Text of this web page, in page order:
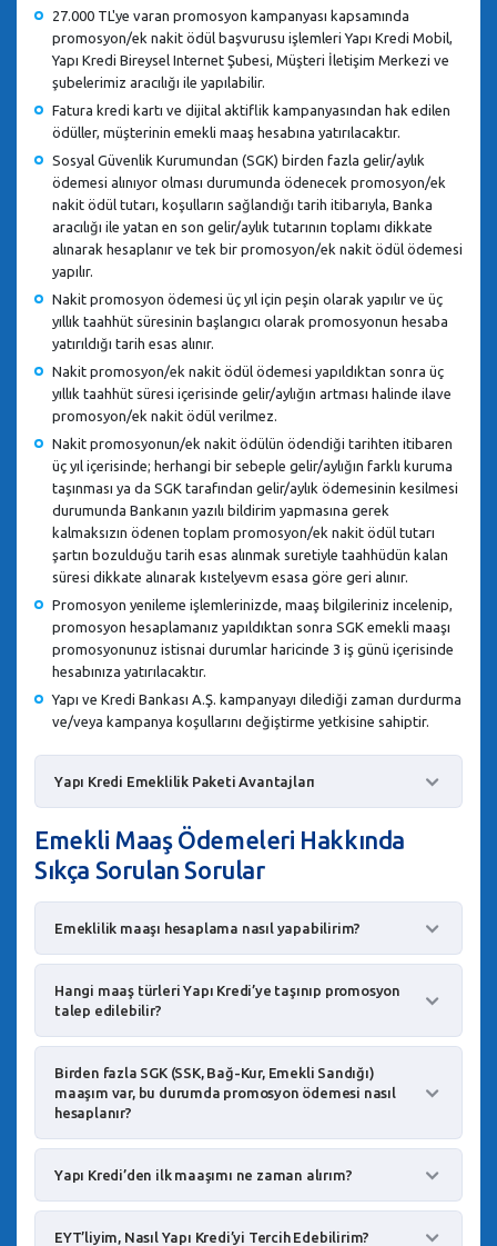
27.000 TL'ye varan promosyon kampanyası kapsamında
promosyon/ek nakit ödül başvurusu işlemleri Yapı Kredi Mobil,
Yapı Kredi Bireysel Internet Şubesi, Müşteri İletişim Merkezi ve
şubelerimiz aracılığı ile yapılabilir.
Fatura kredi kartı ve dijital aktiflik kampanyasından hak edilen
ödüller, müşterinin emekli maaş hesabına yatırılacaktır.
Sosyal Güvenlik Kurumundan (SGK) birden fazla gelir/aylık
ödemesi alınıyor olması durumunda ödenecek promosyon/ek
nakit ödül tutarı, koşulların sağlandığı tarih itibarıyla, Banka
aracılığı ile yatan en son gelir/aylık tutarının toplamı dikkate
alınarak hesaplanır ve tek bir promosyon/ek nakit ödül ödemesi
yapılır.
Nakit promosyon ödemesi üç yıl için peşin olarak yapılır ve üç
yıllık taahhüt süresinin başlangıcı olarak promosyonun hesaba
yatırıldığı tarih esas alınır.
Nakit promosyon/ek nakit ödül ödemesi yapıldıktan sonra üç
yıllık taahhüt süresi içerisinde gelir/aylığın artması halinde ilave
promosyon/ek nakit ödül verilmez.
Nakit promosyonun/ek nakit ödülün ödendiği tarihten itibaren
üç yıl içerisinde; herhangi bir sebeple gelir/aylığın farklı kuruma
taşınması ya da SGK tarafından gelir/aylık ödemesinin kesilmesi
durumunda Bankanın yazılı bildirim yapmasına gerek
kalmaksızın ödenen toplam promosyon/ek nakit ödül tutarı
şartın bozulduğu tarih esas alınmak suretiyle taahhüdün kalan
süresi dikkate alınarak kıstelyevm esasa göre geri alınır.
Promosyon yenileme işlemlerinizde, maaş bilgileriniz incelenip,
promosyon hesaplamanız yapıldıktan sonra SGK emekli maaşı
promosyonunuz istisnai durumlar haricinde 3 iş günü içerisinde
hesabınıza yatırılacaktır.
Yapı ve Kredi Bankası A.Ş. kampanyayı dilediği zaman durdurma
ve/veya kampanya koşullarını değiştirme yetkisine sahiptir.
Yapı Kredi Emeklilik Paketi Avantajları
Emekli Maaş Ödemeleri Hakkında
Sıkça Sorulan Sorular
Emeklilik maaşı hesaplama nasıl yapabilirim?
Hangi maaş türleri Yapı Kredi’ye taşınıp promosyon
talep edilebilir?
Birden fazla SGK (SSK, Bağ-Kur, Emekli Sandığı)
maaşım var, bu durumda promosyon ödemesi nasıl
hesaplanır?
Yapı Kredi’den ilk maaşımı ne zaman alırım?
EYT’liyim, Nasıl Yapı Kredi’yi Tercih Edebilirim?